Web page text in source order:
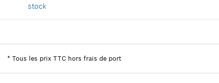
2.40 CHF*
stock
Informations pièces détachées
* Tous les prix TTC hors frais de port